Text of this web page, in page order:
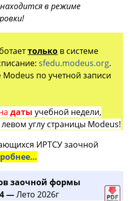
в режиме
только в системе
sfedu.modeus.org.
по учетной записи
датыучебной недели,
углу страницы Modeus!
ИРТСУ заочной
заочной формы
—Лето 2026г